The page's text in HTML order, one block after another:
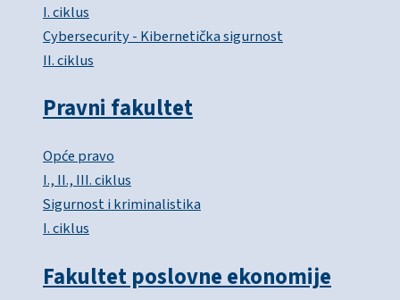
I. ciklus
Cybersecurity - Kibernetička sigurnost
II. ciklus
Pravni fakultet
Opće pravo
I., II., III. ciklus
Sigurnost i kriminalistika
I. ciklus
Fakultet poslovne ekonomije